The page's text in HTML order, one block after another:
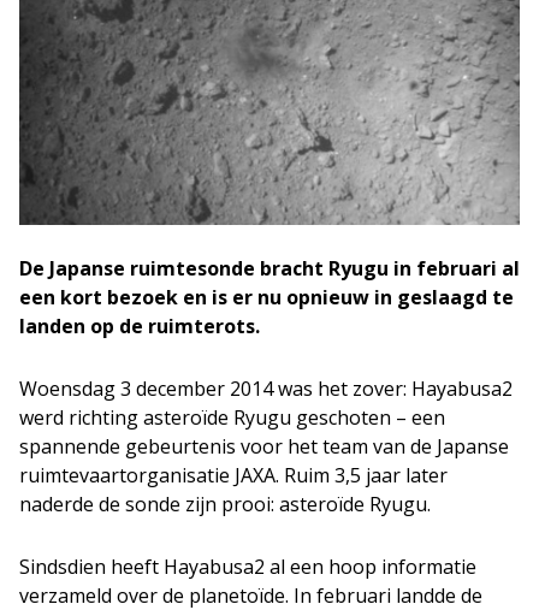
De Japanse ruimtesonde bracht Ryugu in februari al
een kort bezoek en is er nu opnieuw in geslaagd te
landen op de ruimterots.
Woensdag 3 december 2014 was het zover: Hayabusa2
werd richting asteroïde Ryugu geschoten – een
spannende gebeurtenis voor het team van de Japanse
ruimtevaartorganisatie JAXA. Ruim 3,5 jaar later
naderde de sonde zijn prooi: asteroïde Ryugu.
Sindsdien heeft Hayabusa2 al een hoop informatie
verzameld over de planetoïde. In februari landde de